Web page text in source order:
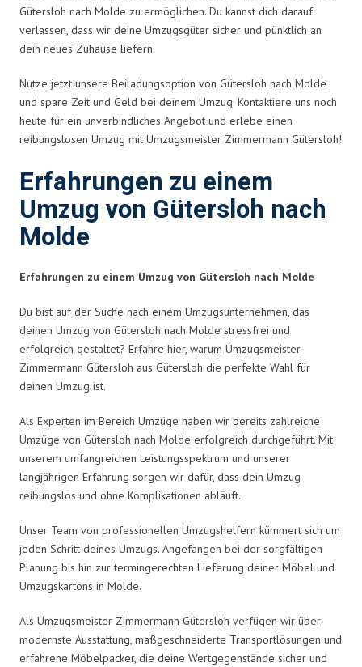
Gütersloh nach Molde zu ermöglichen. Du kannst dich darauf
verlassen, dass wir deine Umzugsgüter sicher und pünktlich an
dein neues Zuhause liefern.
Nutze jetzt unsere Beiladungsoption von Gütersloh nach Molde
und spare Zeit und Geld bei deinem Umzug. Kontaktiere uns noch
heute für ein unverbindliches Angebot und erlebe einen
reibungslosen Umzug mit Umzugsmeister Zimmermann Gütersloh!
Erfahrungen zu einem
Umzug von Gütersloh nach
Molde
Erfahrungen zu einem Umzug von Gütersloh nach Molde
Du bist auf der Suche nach einem Umzugsunternehmen, das
deinen Umzug von Gütersloh nach Molde stressfrei und
erfolgreich gestaltet? Erfahre hier, warum Umzugsmeister
Zimmermann Gütersloh aus Gütersloh die perfekte Wahl für
deinen Umzug ist.
Als Experten im Bereich Umzüge haben wir bereits zahlreiche
Umzüge von Gütersloh nach Molde erfolgreich durchgeführt. Mit
unserem umfangreichen Leistungsspektrum und unserer
langjährigen Erfahrung sorgen wir dafür, dass dein Umzug
reibungslos und ohne Komplikationen abläuft.
Unser Team von professionellen Umzugshelfern kümmert sich um
jeden Schritt deines Umzugs. Angefangen bei der sorgfältigen
Planung bis hin zur termingerechten Lieferung deiner Möbel und
Umzugskartons in Molde.
Als Umzugsmeister Zimmermann Gütersloh verfügen wir über
modernste Ausstattung, maßgeschneiderte Transportlösungen und
erfahrene Möbelpacker, die deine Wertgegenstände sicher und